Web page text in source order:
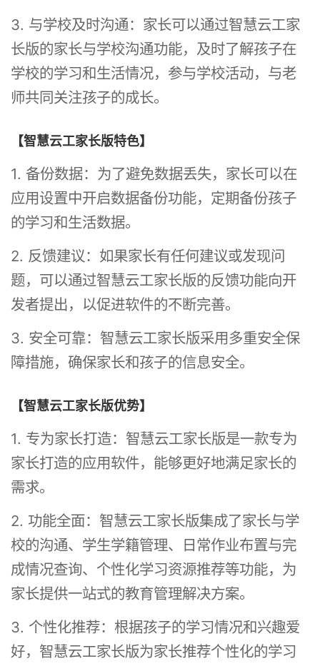
3. 与学校及时沟通：家长可以通过智慧云工家
长版的家长与学校沟通功能，及时了解孩子在
学校的学习和生活情况，参与学校活动，与老
师共同关注孩子的成长。
【智慧云工家长版特色】
1. 备份数据：为了避免数据丢失，家长可以在
应用设置中开启数据备份功能，定期备份孩子
的学习和生活数据。
2. 反馈建议：如果家长有任何建议或发现问
题，可以通过智慧云工家长版的反馈功能向开
发者提出，以促进软件的不断完善。
3. 安全可靠：智慧云工家长版采用多重安全保
障措施，确保家长和孩子的信息安全。
【智慧云工家长版优势】
1. 专为家长打造：智慧云工家长版是一款专为
家长打造的应用软件，能够更好地满足家长的
需求。
2. 功能全面：智慧云工家长版集成了家长与学
校的沟通、学生学籍管理、日常作业布置与完
成情况查询、个性化学习资源推荐等功能，为
家长提供一站式的教育管理解决方案。
3. 个性化推荐：根据孩子的学习情况和兴趣爱
好，智慧云工家长版为家长推荐个性化的学习